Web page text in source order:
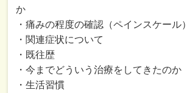
か
・痛みの程度の確認（ペインスケール）
・関連症状について
・既往歴
・今までどういう治療をしてきたのか
・生活習慣